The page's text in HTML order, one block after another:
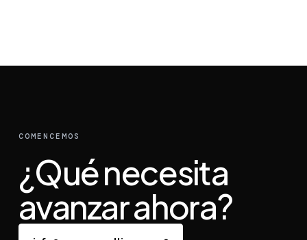
COMENCEMOS
¿Qué necesita
avanzar ahora?